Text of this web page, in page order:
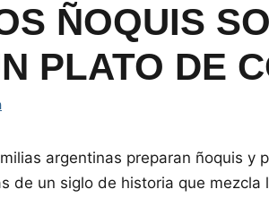
ÑOQUIS
PLATO DE
argentinas preparan ñoquis y
de un siglo de historia que mezcla